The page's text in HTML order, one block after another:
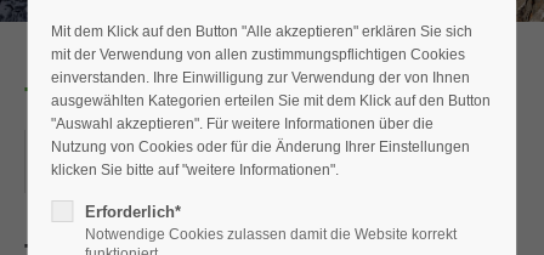
Tagestour
31.08.2019
ORT: SCHWARZACHKLAMM
Mit dem Klick auf den Button "Alle akzeptieren" erklären Sie sich
mit der Verwendung von allen zustimmungspflichtigen Cookies
einverstanden. Ihre Einwilligung zur Verwendung der von Ihnen
ausgewählten Kategorien erteilen Sie mit dem Klick auf den Button
"Auswahl akzeptieren". Für weitere Informationen über die
Nutzung von Cookies oder für die Änderung Ihrer Einstellungen
klicken Sie bitte auf "weitere Informationen".
Erforderlich*
Notwendige Cookies zulassen damit die Website korrekt